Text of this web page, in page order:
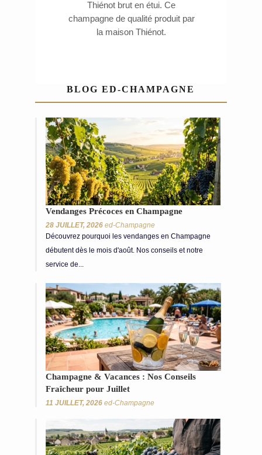
Thiénot brut en étui. Ce
champagne de qualité produit par
la maison Thiénot.
BLOG ED-CHAMPAGNE
Vendanges Précoces en Champagne
28 JUILLET, 2026 ed-Champagne
Découvrez pourquoi les vendanges en Champagne
débutent dès le mois d'août. Nos conseils et notre
service de...
Champagne & Vacances : Nos Conseils
Fraîcheur pour Juillet
11 JUILLET, 2026 ed-Champagne